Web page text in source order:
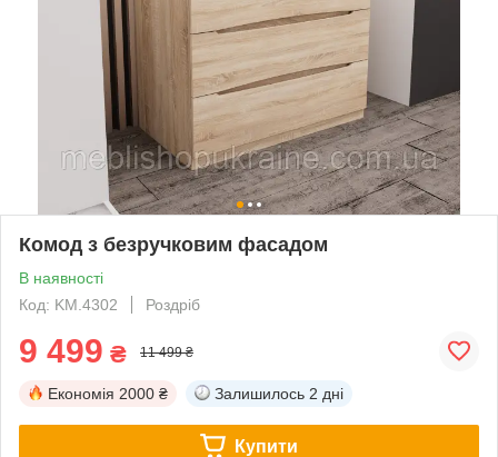
Комод з безручковим фасадом
В наявності
Код: KM.4302
Роздріб
9 499 ₴ 11 499 ₴
Економія 2000 ₴ Залишилось 2 дні
Купити